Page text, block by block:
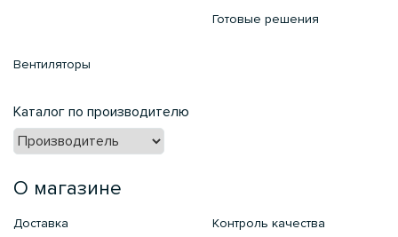
Готовые решения
Вентиляторы
Каталог по производителю
О магазине
Доставка
Контроль качества